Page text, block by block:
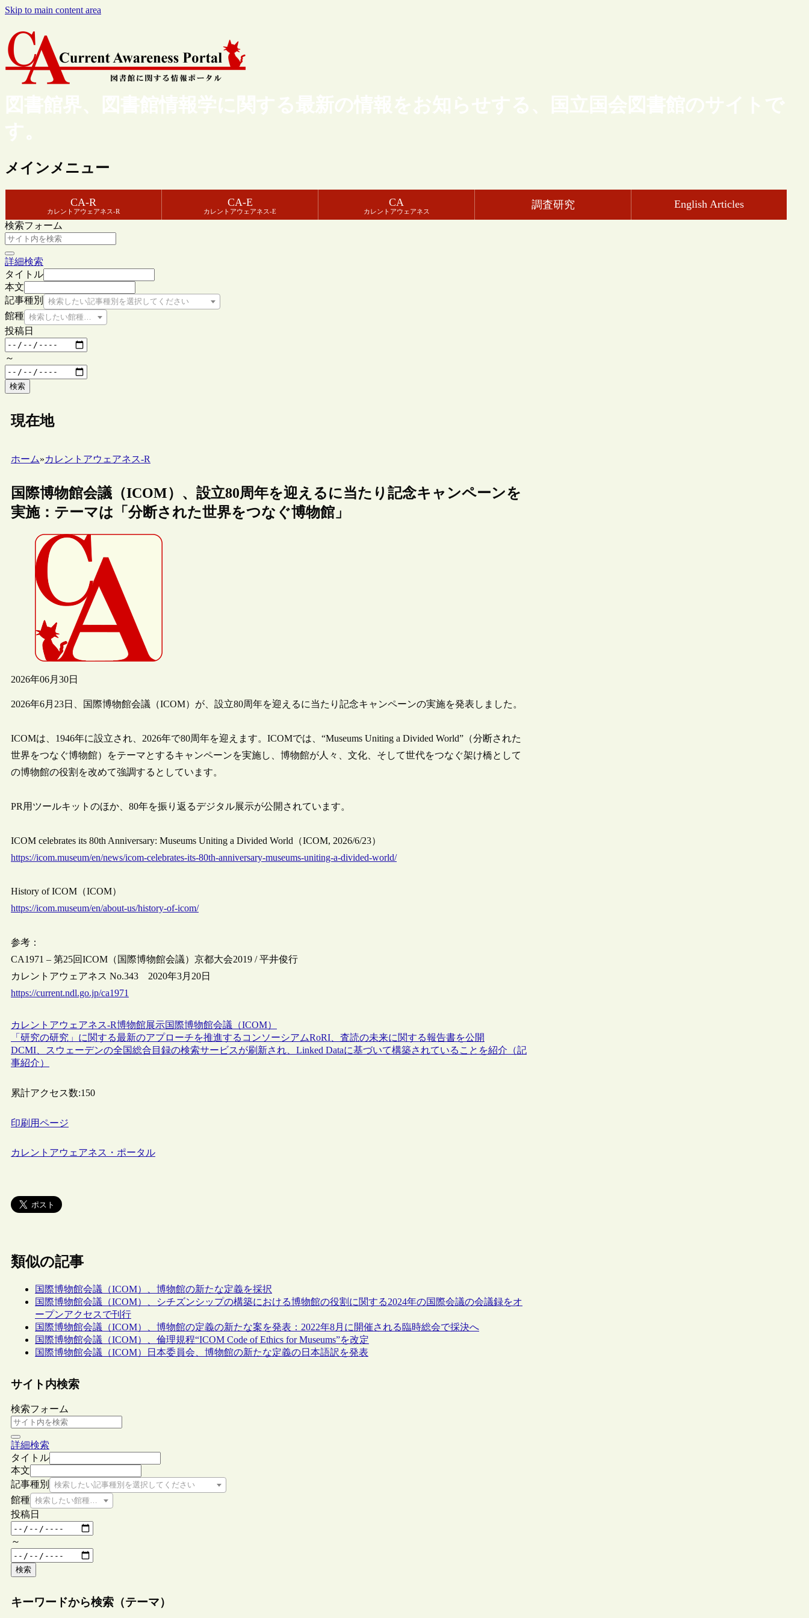
Skip to main content area
図書館界、図書館情報学に関する最新の情報をお知らせする、国立国会図書館のサイトで
す。
メインメニュー
CA-R
カレントアウェアネス-R
CA-E
カレントアウェアネス-E
CA
カレントアウェアネス
調査研究 English Articles
検索フォーム
詳細検索
タイトル
本文
記事種別
検索したい記事種別を選択してください
館種 検索したい館種を選択してください
投稿日
～
検索
現在地
ホーム»カレントアウェアネス-R
国際博物館会議（ICOM）、設立80周年を迎えるに当たり記念キャンペーンを
実施：テーマは「分断された世界をつなぐ博物館」
2026年06月30日
2026年6月23日、国際博物館会議（ICOM）が、設立80周年を迎えるに当たり記念キャンペーンの実施を発表しました。
ICOMは、1946年に設立され、2026年で80周年を迎えます。ICOMでは、“Museums Uniting a Divided World”（分断された
世界をつなぐ博物館）をテーマとするキャンペーンを実施し、博物館が人々、文化、そして世代をつなぐ架け橋として
の博物館の役割を改めて強調するとしています。
PR用ツールキットのほか、80年を振り返るデジタル展示が公開されています。
ICOM celebrates its 80th Anniversary: Museums Uniting a Divided World（ICOM, 2026/6/23）
https://icom.museum/en/news/icom-celebrates-its-80th-anniversary-museums-uniting-a-divided-world/
History of ICOM（ICOM）
https://icom.museum/en/about-us/history-of-icom/
参考：
CA1971 – 第25回ICOM（国際博物館会議）京都大会2019 / 平井俊行
カレントアウェアネス No.343 2020年3月20日
https://current.ndl.go.jp/ca1971
カレントアウェアネス-R博物館展示国際博物館会議（ICOM）
「研究の研究」に関する最新のアプローチを推進するコンソーシアムRoRI、査読の未来に関する報告書を公開
DCMI、スウェーデンの全国総合目録の検索サービスが刷新され、Linked Dataに基づいて構築されていることを紹介（記
事紹介）
累計アクセス数:150
印刷用ページ
カレントアウェアネス・ポータル
類似の記事
国際博物館会議（ICOM）、博物館の新たな定義を採択
国際博物館会議（ICOM）、シチズンシップの構築における博物館の役割に関する2024年の国際会議の会議録をオ
ープンアクセスで刊行
国際博物館会議（ICOM）、博物館の定義の新たな案を発表：2022年8月に開催される臨時総会で採決へ
国際博物館会議（ICOM）、倫理規程“ICOM Code of Ethics for Museums”を改定
国際博物館会議（ICOM）日本委員会、博物館の新たな定義の日本語訳を発表
サイト内検索
検索フォーム
詳細検索
タイトル
本文
記事種別
検索したい記事種別を選択してください
館種 検索したい館種を選択してください
投稿日
～
検索
キーワードから検索（テーマ）